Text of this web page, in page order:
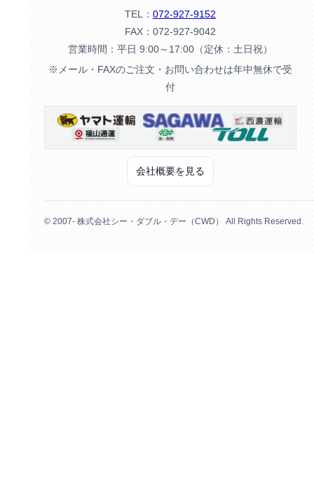
TEL： 072-927-9152
FAX：072-927-9042
営業時間：平日 9:00～17:00（定休：土日祝）
※メール・FAXのご注文・お問い合わせは年中無休で受
付
会社概要を見る
© 2007- 株式会社シー・ダブル・デー（CWD） All Rights Reserved.